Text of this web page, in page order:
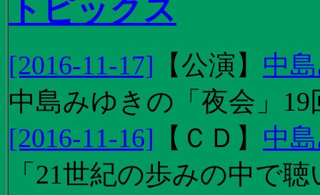
トピックス
[2016-11-17] 【公演 】 中
中島みゆきの「夜会」
[2016-11-16] 【 ＣＤ 】 中
「21世紀の歩みの中で